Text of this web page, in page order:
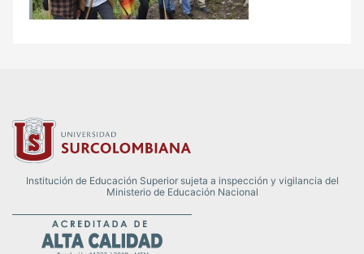
Institución de Educación Superior sujeta a inspección y vigilancia del
Ministerio de Educación Nacional